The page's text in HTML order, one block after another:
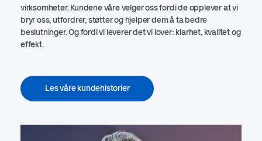
virksomheter. Kundene våre velger oss fordi de opplever at vi
bryr oss, utfordrer, støtter og hjelper dem å ta bedre
beslutninger. Og fordi vi leverer det vi lover: klarhet, kvalitet og
effekt.
Les våre kundehistorier